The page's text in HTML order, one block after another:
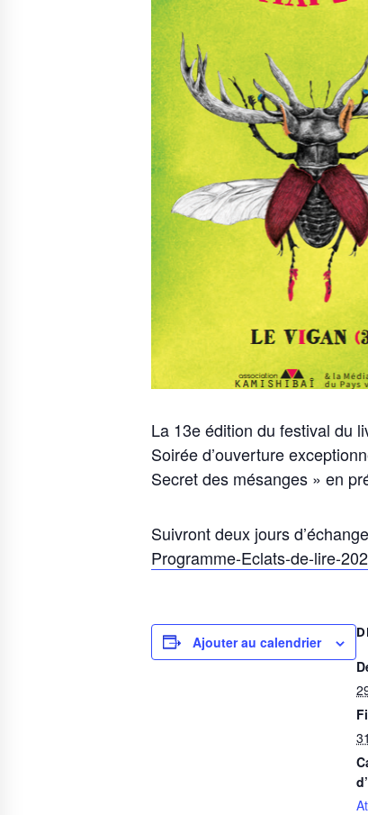
La 13e édition du festival du
Soirée d’ouverture
Secret des mésanges » en
Suivront deux jours
Programme-Eclats-de-lire-
Ajouter au calendrier